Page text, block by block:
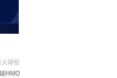
人评价
HMO